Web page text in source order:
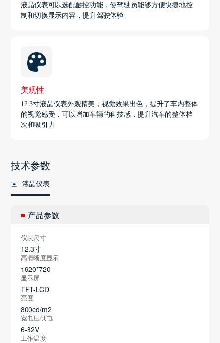
液晶仪表可以选配触控功能，使驾驶员能够方便快捷地控
制和切换显示内容，提升驾驶体验
美观性
12.3寸液晶仪表外观精美，视觉效果出色，提升了车内整体
的视觉感受，可以增加车辆的科技感，提升汽车的整体档
次和吸引力
技术参数
液晶仪表
产品参数
仪表尺寸
12.3寸
高清晰度显示
1920*720
显示屏
TFT-LCD
亮度
800cd/m2
宽电压供电
6-32V
工作温度